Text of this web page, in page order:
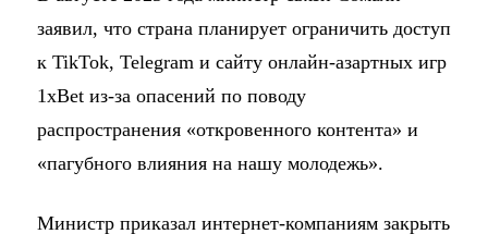
заявил, что страна планирует ограничить доступ
к TikTok, Telegram и сайту онлайн-азартных игр
1xBet из-за опасений по поводу
распространения «откровенного контента» и
«пагубного влияния на нашу молодежь».
Министр приказал интернет-компаниям закрыть